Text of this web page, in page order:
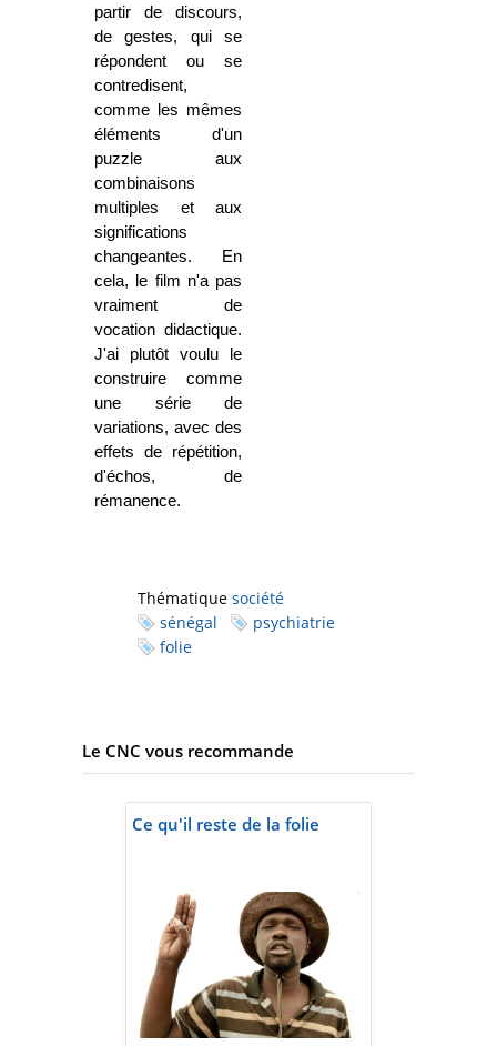
partir de discours,
de gestes, qui se
répondent ou se
contredisent,
comme les mêmes
éléments d'un
puzzle aux
combinaisons
multiples et aux
significations
changeantes. En
cela, le film n'a pas
vraiment de
vocation didactique.
J'ai plutôt voulu le
construire comme
une série de
variations, avec des
effets de répétition,
d'échos, de
rémanence.
Thématique société
sénégal
psychiatrie
folie
Le CNC vous recommande
Ce qu'il reste de la folie